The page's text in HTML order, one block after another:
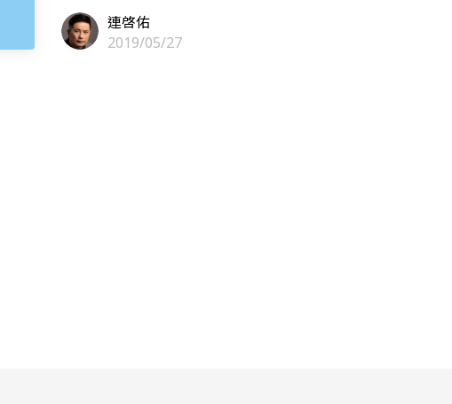
連啓佑
2019/05/27